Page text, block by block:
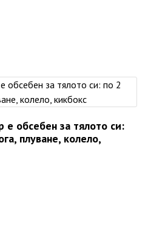
обсебен за тялото си:
плуване, колело,